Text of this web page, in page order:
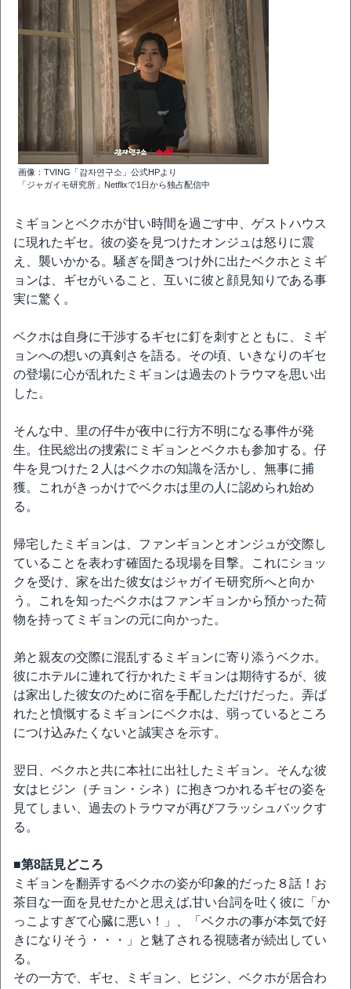
画像：TVING「감자연구소」公式HPより
「ジャガイモ研究所」Netflixで1日から独占配信中
ミギョンとベクホが甘い時間を過ごす中、ゲストハウス
に現れたギセ。彼の姿を見つけたオンジュは怒りに震
え、襲いかかる。騒ぎを聞きつけ外に出たベクホとミギ
ョンは、ギセがいること、互いに彼と顔見知りである事
実に驚く。
ベクホは自身に干渉するギセに釘を刺すとともに、ミギ
ョンへの想いの真剣さを語る。その頃、いきなりのギセ
の登場に心が乱れたミギョンは過去のトラウマを思い出
した。
そんな中、里の仔牛が夜中に行方不明になる事件が発
生。住民総出の捜索にミギョンとベクホも参加する。仔
牛を見つけた２人はベクホの知識を活かし、無事に捕
獲。これがきっかけでベクホは里の人に認められ始め
る。
帰宅したミギョンは、ファンギョンとオンジュが交際し
ていることを表わす確固たる現場を目撃。これにショッ
クを受け、家を出た彼女はジャガイモ研究所へと向か
う。これを知ったベクホはファンギョンから預かった荷
物を持ってミギョンの元に向かった。
弟と親友の交際に混乱するミギョンに寄り添うベクホ。
彼にホテルに連れて行かれたミギョンは期待するが、彼
は家出した彼女のために宿を手配しただけだった。弄ば
れたと憤慨するミギョンにベクホは、弱っているところ
につけ込みたくないと誠実さを示す。
翌日、ベクホと共に本社に出社したミギョン。そんな彼
女はヒジン（チョン・シネ）に抱きつかれるギセの姿を
見てしまい、過去のトラウマが再びフラッシュバックす
る。
■第8話見どころ
ミギョンを翻弄するベクホの姿が印象的だった８話！お
茶目な一面を見せたかと思えば,甘い台詞を吐く彼に「か
っこよすぎて心臓に悪い！」、「ベクホの事が本気で好
きになりそう・・・」と魅了される視聴者が続出してい
る。
その一方で、ギセ、ミギョン、ヒジン、ベクホが居合わ